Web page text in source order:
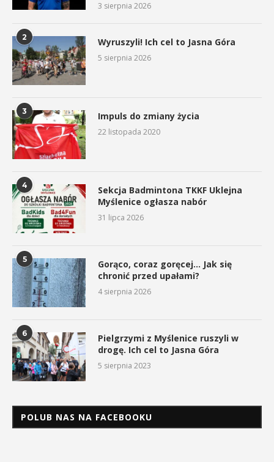
3 sierpnia 2026
2 Wyruszyli! Ich cel to Jasna Góra
5 sierpnia 2026
3 Impuls do zmiany życia
22 listopada 2020
4
Sekcja Badmintona TKKF Uklejna
Myślenice ogłasza nabór
31 lipca 2026
5
Gorąco, coraz goręcej… Jak się
chronić przed upałami?
4 sierpnia 2026
6
Pielgrzymi z Myślenice ruszyli w
drogę. Ich cel to Jasna Góra
5 sierpnia 2023
POLUB NAS NA FACEBOOKU